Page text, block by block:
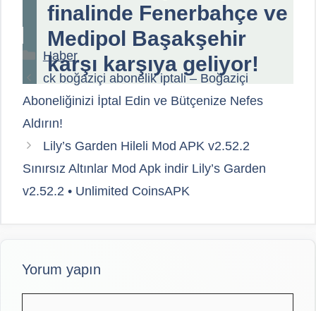
finalinde Fenerbahçe ve
Medipol Başakşehir
karşı karşıya geliyor!
Kategoriler
Haber
ck boğaziçi abonelik iptali – Boğaziçi
Aboneliğinizi İptal Edin ve Bütçenize Nefes
Aldırın!
Lily’s Garden Hileli Mod APK v2.52.2
Sınırsız Altınlar Mod Apk indir Lily’s Garden
v2.52.2 • Unlimited CoinsAPK
Yorum yapın